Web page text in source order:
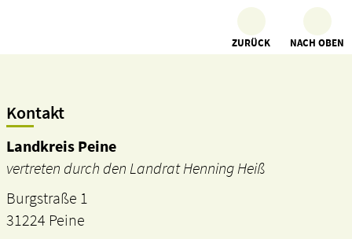
ZURÜCK NACH OBEN
Kontakt
Landkreis Peine
vertreten durch den Landrat Henning Heiß
Burgstraße 1
31224 Peine